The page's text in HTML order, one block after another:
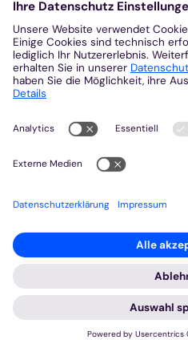
Aus der Plattform
Nachrichten
Veranstaltungen
Gottesdienste
Stellenangebote
Kirchenzeitung
Amtsblatt (Kirchlicher
Rechtsdatenbank
Meldestelle gemäß
2026 © Bistum Aachen
Datenschutzerklärung